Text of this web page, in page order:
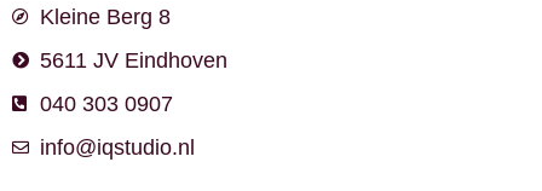
Kleine Berg 8
5611 JV Eindhoven
040 303 0907
info@iqstudio.nl